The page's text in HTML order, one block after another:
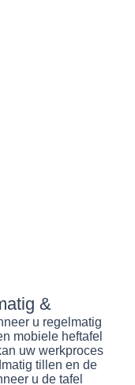
&
u regelmatig
mobiele heftafel
uw werkproces
tillen en de
u de tafel